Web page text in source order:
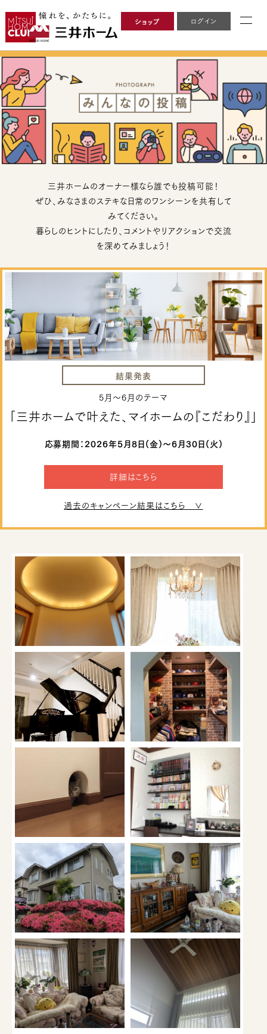
ショップ ログイン
三井ホームのオーナー様なら誰でも投稿可能！
ぜひ、みなさまのステキな日常のワンシーンを共有して
みてください。
暮らしのヒントにしたり、コメントやリアクションで交流
を深めてみましょう！
結果発表
5月～6月のテーマ
「三井ホームで叶えた、マイホームの『こだわり』」
応募期間：2026年5月8日(金)～6月30日(火)
詳細はこちら
過去のキャンペーン結果はこちら ∨